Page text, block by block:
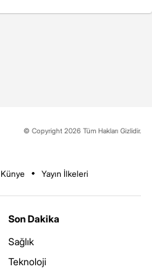
© Copyright 2026 Tüm Hakları Gizlidir.
Künye Yayın İlkeleri
Son Dakika
Sağlık
Teknoloji